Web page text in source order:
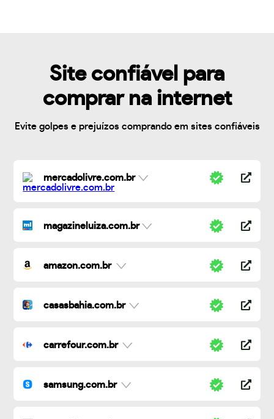
Site confiável para
comprar na internet
Evite golpes e prejuízos comprando em sites confiáveis
mercadolivre.com.br
magazineluiza.com.br
amazon.com.br
casasbahia.com.br
carrefour.com.br
samsung.com.br